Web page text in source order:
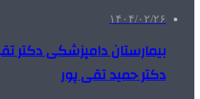
۱۴۰۴/۰۲/۲۶
بیمارستان دامپزشکی دکتر
دکتر حمید تقی پور